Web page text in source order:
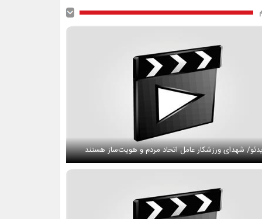
شهدای ورزشکار عامل اتحاد مردم و هویت‌ساز هستند